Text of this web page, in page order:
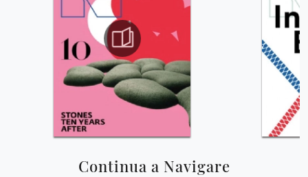
Continua a Navigare